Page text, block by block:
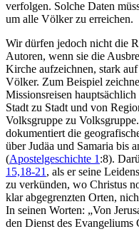
verfolgen. Solche Daten
um alle Völker zu erreichen.
Wir dürfen jedoch nicht die
Autoren, wenn sie die
Kirche aufzeichnen, stark
Völker. Zum Beispiel
Missionsreisen
Stadt zu Stadt und von
Volksgruppe zu
dokumentiert die
über Judäa und Samaria bis
(Apostelgeschichte 1 :8).
15,18-21 , als er seine
zu verkünden, wo Christus
klar abgegrenzten Orten,
In seinen Worten: „Von
den Dienst des Evangeliums